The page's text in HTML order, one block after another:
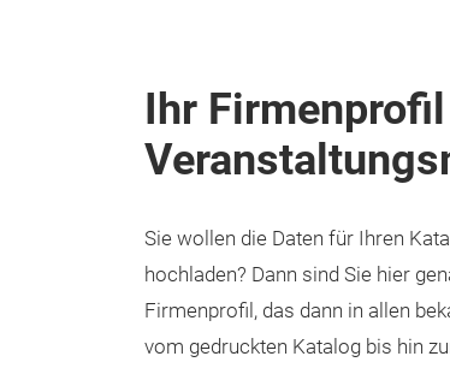
Ihr
Sie wollen die Daten für Ihren
hochladen? Dann sind Sie hier
Firmenprofil, das dann in allen
vom gedruckten Katalog bis hin